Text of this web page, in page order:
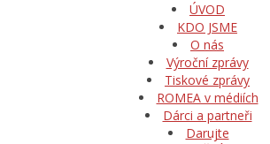
ÚVOD
KDO JSME
O nás
Výroční zprávy
Tiskové zprávy
ROMEA v médiích
Dárci a partneři
Darujte